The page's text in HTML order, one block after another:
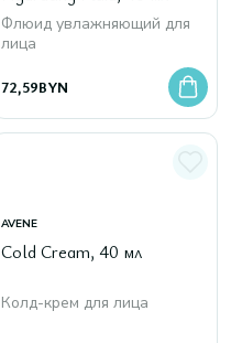
Флюид увлажняющий для
лица
72,59BYN
AVENE
Cold Cream, 40 мл
Колд-крем для лица